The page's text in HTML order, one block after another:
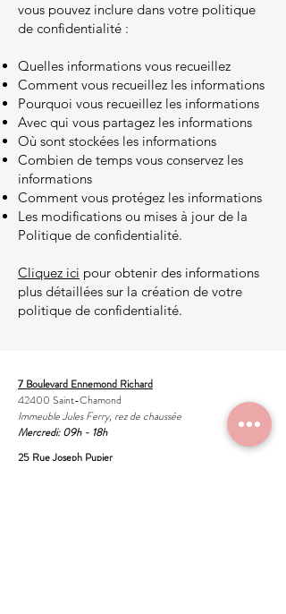
vous pouvez inclure dans votre politique
de confidentialité :
Quelles informations vous recueillez
Comment vous recueillez les informations
Pourquoi vous recueillez les informations
Avec qui vous partagez les informations
Où sont stockées les informations
Combien de temps vous conservez les
informations
Comment vous protégez les informations
Les modifications ou mises à jour de la
Politique de confidentialité.
Cliquez ici pour obtenir des informations
plus détaillées sur la création de votre
politique de confidentialité.
7 Boulevard Ennemond Richard
42400 Saint-Chamond
Immeuble Jules Ferry, rez de chaussée
Mercredi: 09h - 18h
25 Rue Joseph Pupier